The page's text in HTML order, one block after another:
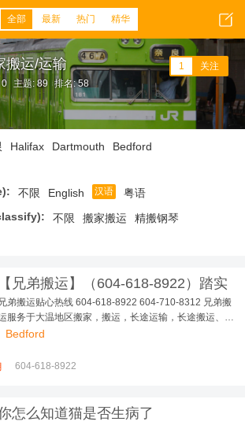
全部 最新 热门 精华
搬运/运输
0 主题: 89 排名: 58
1 关注
Halifax Dartmouth
Bedford
不限 English 汉语
粤语
不限 搬家搬运
精搬钢琴
【兄弟搬运】（604-618-8922）踏实
可靠，大小搬家，长短途...
兄弟搬运贴心热线 604-618-8922 604-710-8312 兄弟搬
服务于大温地区搬家，搬运，长途运输，长途搬运、精
搬钢琴、垃圾清理、各种疑难搬运 多年，政府注册，有完
有多台厢式货车，我们本着以德为本，以信为先，让您
Bedford
604-618-8922
怎么知道猫是否生病了